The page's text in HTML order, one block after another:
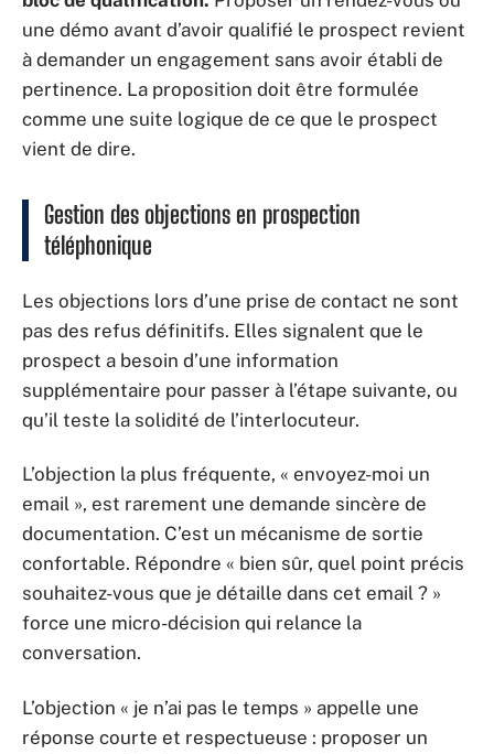
une démo avant d’avoir qualifié le prospect revient
à demander un engagement sans avoir établi de
pertinence. La proposition doit être formulée
comme une suite logique de ce que le prospect
vient de dire.
Gestion des objections en prospection
téléphonique
Les objections lors d’une prise de contact ne sont
pas des refus définitifs. Elles signalent que le
prospect a besoin d’une information
supplémentaire pour passer à l’étape suivante, ou
qu’il teste la solidité de l’interlocuteur.
L’objection la plus fréquente, « envoyez-moi un
email », est rarement une demande sincère de
documentation. C’est un mécanisme de sortie
confortable. Répondre « bien sûr, quel point précis
souhaitez-vous que je détaille dans cet email ? »
force une micro-décision qui relance la
conversation.
L’objection « je n’ai pas le temps » appelle une
réponse courte et respectueuse : proposer un